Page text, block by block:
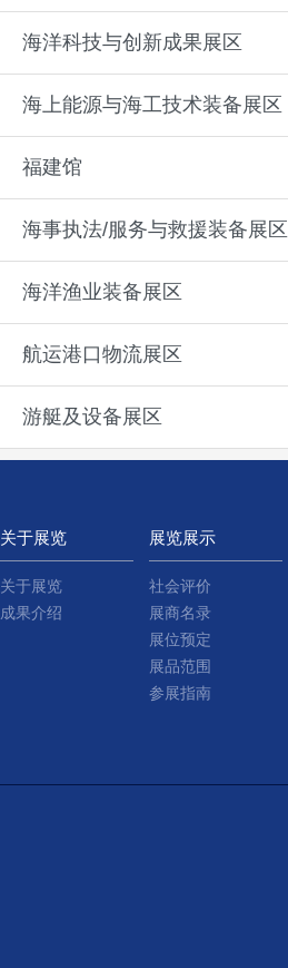
海洋科技与创新成果展区
海上能源与海工技术装备展区
福建馆
海事执法/服务与救援装备展区
海洋渔业装备展区
航运港口物流展区
游艇及设备展区
关于展览
关于展览
成果介绍
展览展示
社会评价
展商名录
展位预定
展品范围
参展指南